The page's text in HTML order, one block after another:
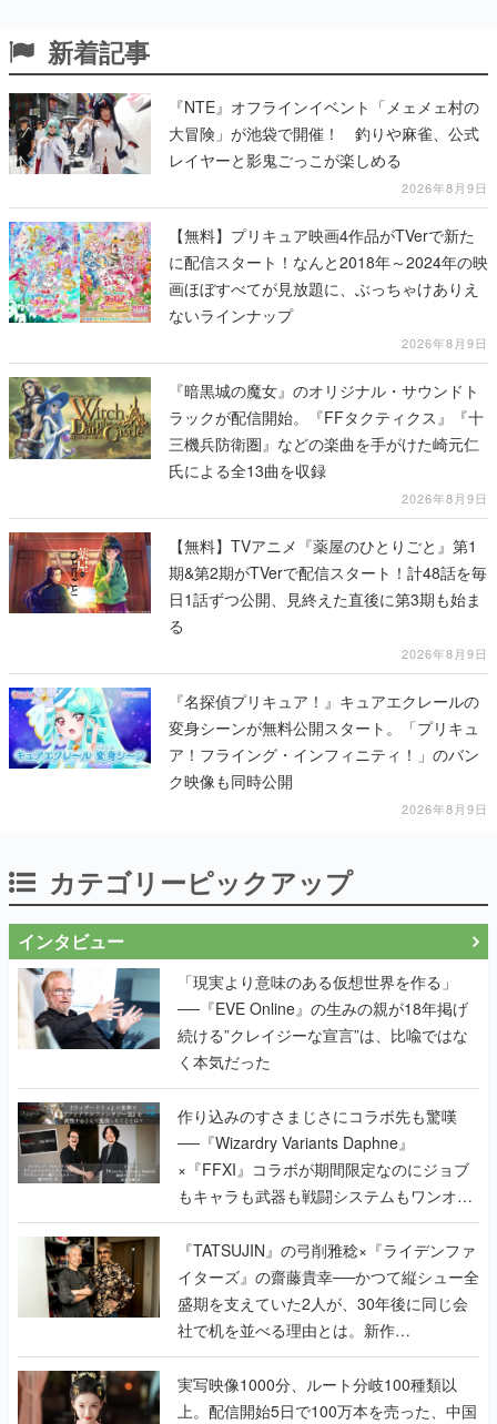
新着記事
『NTE』オフラインイベント「メェメェ村の
大冒険」が池袋で開催！ 釣りや麻雀、公式
レイヤーと影鬼ごっこが楽しめる
2026年8月9日
【無料】プリキュア映画4作品がTVerで新た
に配信スタート！なんと2018年～2024年の映
画ほぼすべてが見放題に、ぶっちゃけありえ
ないラインナップ
2026年8月9日
『暗黒城の魔女』のオリジナル・サウンドト
ラックが配信開始。『FFタクティクス』『十
三機兵防衛圏』などの楽曲を手がけた崎元仁
氏による全13曲を収録
2026年8月9日
【無料】TVアニメ『薬屋のひとりごと』第1
期&第2期がTVerで配信スタート！計48話を毎
日1話ずつ公開、見終えた直後に第3期も始ま
る
2026年8月9日
『名探偵プリキュア！』キュアエクレールの
変身シーンが無料公開スタート。「プリキュ
ア！フライング・インフィニティ！」のバン
ク映像も同時公開
2026年8月9日
カテゴリーピックアップ
インタビュー
「現実より意味のある仮想世界を作る」
──『EVE Online』の生みの親が18年掲げ
続ける”クレイジーな宣言”は、比喩ではな
く本気だった
作り込みのすさまじさにコラボ先も驚嘆
──『Wizardry Variants Daphne』
×『FFXI』コラボが期間限定なのにジョブ
もキャラも武器も戦闘システムもワンオフ
で作り込まれた理由を両ディレクターに聞
く
『TATSUJIN』の弓削雅稔×『ライデンファ
イターズ』の齋藤貴幸──かつて縦シュー全
盛期を支えていた2人が、30年後に同じ会
社で机を並べる理由とは。新作
『TATSUJIN EXTREME』で初タッグを組
んだレジェンド2人に訊く開発秘話
実写映像1000分、ルート分岐100種類以
上。配信開始5日で100万本を売った、中国